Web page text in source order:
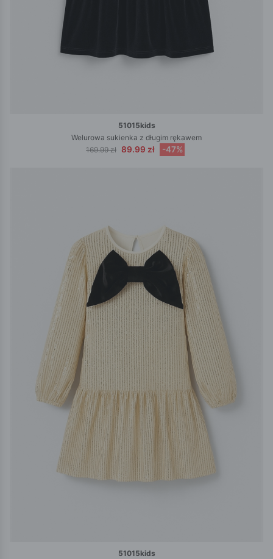
51015kids
Welurowa sukienka z długim rękawem
169.99 zł 89.99 zł -47%
51015kids